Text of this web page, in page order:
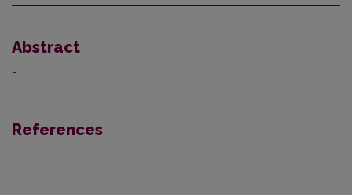
Abstract
-
References